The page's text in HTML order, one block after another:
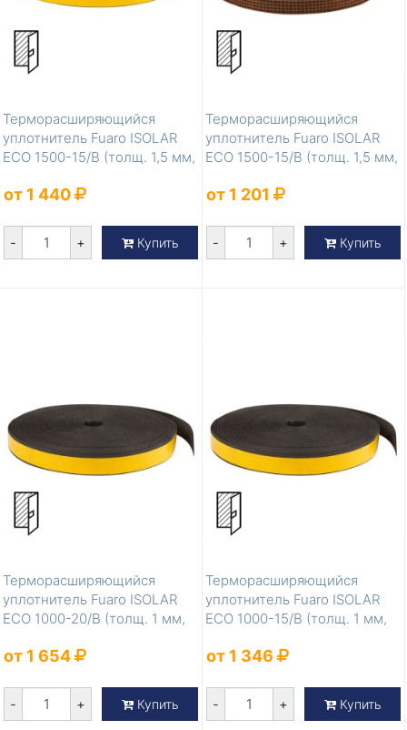
Терморасширяющийся
уплотнитель Fuaro ISOLAR
ECO 1500-15/B (толщ. 1,5 мм,
от 1 440
- + Купить
Терморасширяющийся
уплотнитель Fuaro ISOLAR
ECO 1500-15/B (толщ. 1,5 мм,
от 1 201
- + Купить
Терморасширяющийся
уплотнитель Fuaro ISOLAR
ECO 1000-20/B (толщ. 1 мм,
от 1 654
- + Купить
Терморасширяющийся
уплотнитель Fuaro ISOLAR
ECO 1000-15/B (толщ. 1 мм,
от 1 346
- + Купить